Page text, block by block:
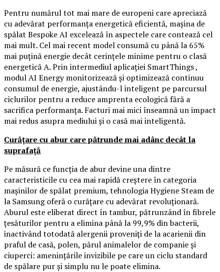
Pentru numărul tot mai mare de europeni care apreciază
cu adevărat performanța energetică eficientă, mașina de
spălat Bespoke AI excelează în aspectele care contează cel
mai mult. Cel mai recent model consumă cu până la 65%
mai puțină energie decât cerințele minime pentru o clasă
energetică A. Prin intermediul aplicației SmartThings ,
modul AI Energy monitorizează și optimizează continuu
consumul de energie, ajustându-l inteligent pe parcursul
ciclurilor pentru a reduce amprenta ecologică fără a
sacrifica performanța. Facturi mai mici înseamnă un impact
mai redus asupra mediului și o casă mai inteligentă.
Curățare cu abur care pătrunde mai adânc decât la
suprafață
Pe măsură ce funcția de abur devine una dintre
caracteristicile cu cea mai rapidă creștere în categoria
mașinilor de spălat premium, tehnologia Hygiene Steam de
la Samsung oferă o curățare cu adevărat revoluționară.
Aburul este eliberat direct în tambur, pătrunzând în fibrele
țesăturilor pentru a elimina până la 99,9% din bacterii,
inactivând totodată alergenii proveniți de la acarienii din
praful de casă, polen, părul animalelor de companie și
ciuperci: amenințările invizibile pe care un ciclu standard
de spălare pur și simplu nu le poate elimina.